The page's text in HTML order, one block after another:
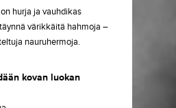
hurja ja vauhdikas
värikkäitä hahmoja –
nauruhermoja.
kovan luokan